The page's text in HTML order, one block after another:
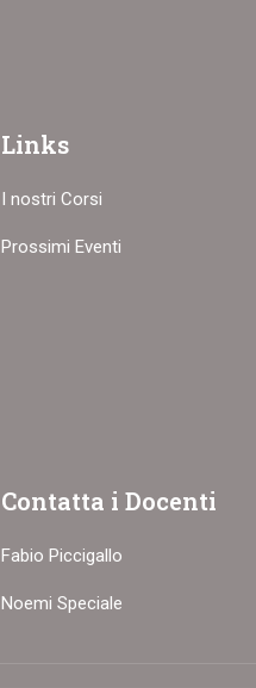
Links
I nostri Corsi
Prossimi Eventi
Contatta i Docenti
Fabio Piccigallo
Noemi Speciale